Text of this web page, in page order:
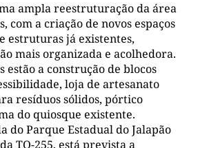
ampla reestruturação da área
com a criação de novos espaços
estruturas já existentes,
mais organizada e acolhedora.
estão a construção de blocos
loja de artesanato
resíduos sólidos, pórtico
do quiosque existente.
do Parque Estadual do Jalapão
TO-255, está prevista a